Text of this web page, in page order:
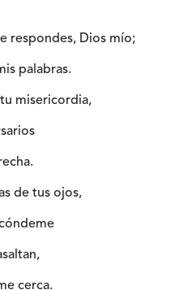
respondes, Dios mío;
palabras.
misericordia,
de tus ojos,
cerca.